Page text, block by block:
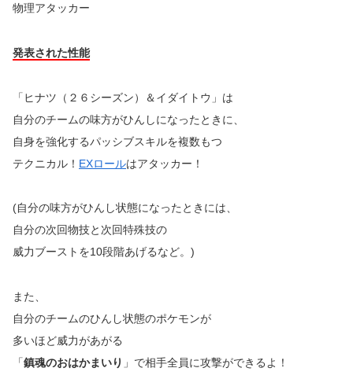
物理アタッカー
発表された性能
「ヒナツ（２６シーズン）＆イダイトウ」は
自分のチームの味方がひんしになったときに、
自身を強化するパッシブスキルを複数もつ
テクニカル！ EXロールはアタッカー！
(自分の味方がひんし状態になったときには、
自分の次回物技と次回特殊技の
威力ブーストを10段階あげるなど。)
また、
自分のチームのひんし状態のポケモンが
多いほど威力があがる
「鎮魂のおはかまいり 」で相手全員に攻撃ができるよ！